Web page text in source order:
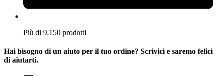
Più di 9.150 prodotti
Hai bisogno di un aiuto per il tuo ordine? Scrivici e saremo felici
di aiutarti.